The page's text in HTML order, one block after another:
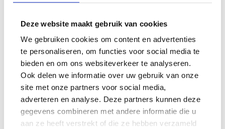
Deze website maakt gebruik van cookies
We gebruiken cookies om content en advertenties
te personaliseren, om functies voor social media te
bieden en om ons websiteverkeer te analyseren.
Ook delen we informatie over uw gebruik van onze
site met onze partners voor social media,
adverteren en analyse. Deze partners kunnen deze
gegevens combineren met andere informatie die u
aan ze heeft verstrekt of die ze hebben verzameld
wedden?